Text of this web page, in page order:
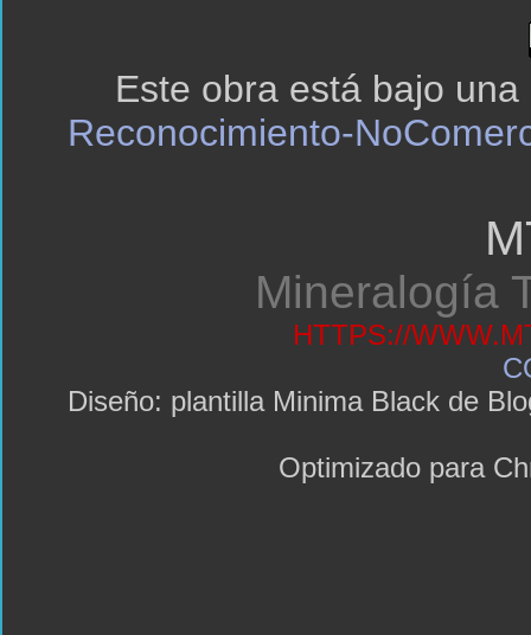
Este obra está bajo una
Reconocimiento-
Mineralogía
HTTPS://
Diseño: plantilla Minima Black de
Optimizado para